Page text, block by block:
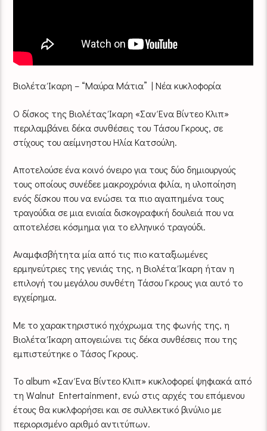
Βιολέτα Ίκαρη – “Μαύρα Μάτια” | Νέα κυκλοφορία
Ο δίσκος της Βιολέτας Ίκαρη «Σαν Ένα Βίντεο Κλιπ»
περιλαμβάνει δέκα συνθέσεις του Τάσου Γκρους, σε
στίχους του αείμνηστου Ηλία Κατσούλη.
Αποτελούσε ένα κοινό όνειρο για τους δύο δημιουργούς
τους οποίους συνέδεε μακροχρόνια φιλία, η υλοποίηση
ενός δίσκου που να ενώσει τα πιο αγαπημένα τους
τραγούδια σε μια ενιαία δισκογραφική δουλειά που να
αποτελέσει κόσμημα για το ελληνικό τραγούδι.
Αναμφισβήτητα μία από τις πιο καταξιωμένες
ερμηνεύτριες της γενιάς της, η Βιολέτα Ίκαρη ήταν η
επιλογή του μεγάλου συνθέτη Τάσου Γκρους για αυτό το
εγχείρημα.
Με το χαρακτηριστικό ηχόχρωμα της φωνής της, η
Βιολέτα Ίκαρη απογειώνει τις δέκα συνθέσεις που της
εμπιστεύτηκε ο Τάσος Γκρους.
Το album «Σαν Ένα Βίντεο Κλιπ» κυκλοφορεί ψηφιακά από
τη Walnut Entertainment, ενώ στις αρχές του επόμενου
έτους θα κυκλφορήσει και σε συλλεκτικό βινύλιο με
περιορισμένο αριθμό αντιτύπων.